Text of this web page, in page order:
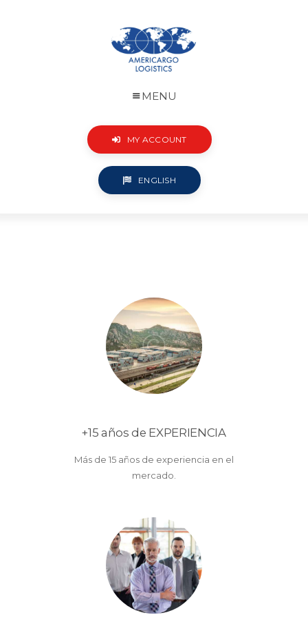
MENU
MY ACCOUNT
ENGLISH
+15 años de EXPERIENCIA
Más de 15 años de experiencia en el
mercado.